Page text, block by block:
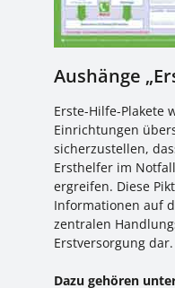
Aushänge
Erste-Hilfe-Plakete
Einrichtungen
sicherzustellen,
Ersthelfer im
ergreifen. Diese
Informationen auf
zentralen
Erstversorgung dar.
Dazu gehören